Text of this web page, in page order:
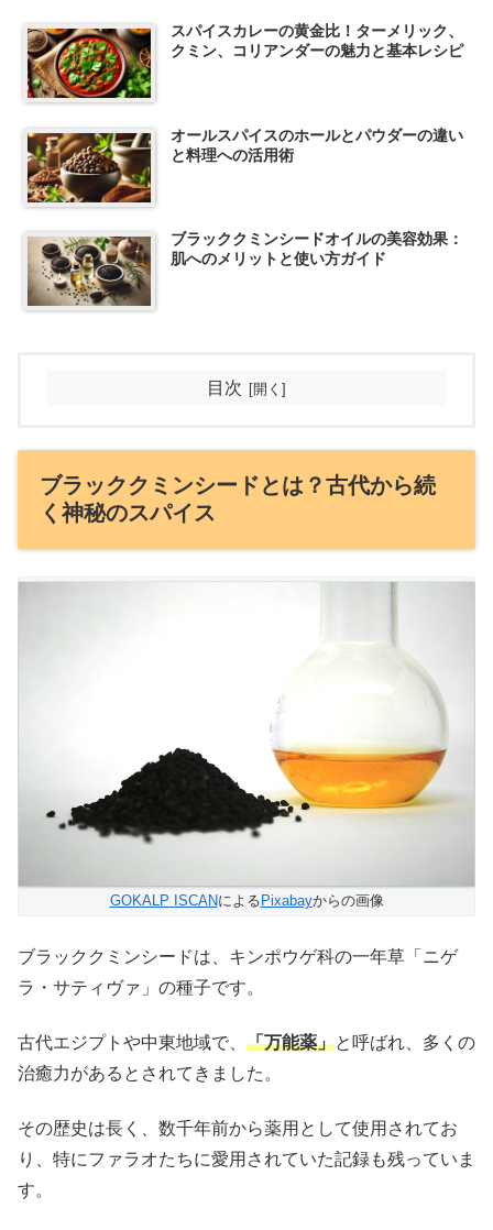
スパイスカレーの黄金比！ターメリック、
クミン、コリアンダーの魅力と基本レシピ
オールスパイスのホールとパウダーの違い
と料理への活用術
ブラッククミンシードオイルの美容効果：
肌へのメリットと使い方ガイド
目次
ブラッククミンシードとは？古代から続
く神秘のスパイス
GOKALP ISCANによる Pixabayからの画像
ブラッククミンシードは、キンポウゲ科の一年草「ニゲ
ラ・サティヴァ」の種子です。
古代エジプトや中東地域で、 「万能薬」と呼ばれ、多くの
治癒力があるとされてきました。
その歴史は長く、数千年前から薬用として使用されてお
り、特にファラオたちに愛用されていた記録も残っていま
す。